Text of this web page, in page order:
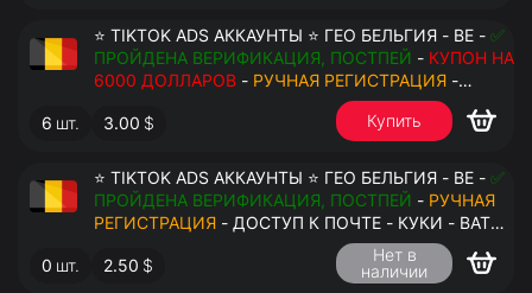
⭐ TIKTOK ADS АККАУНТЫ ⭐ ГЕО БЕЛЬГИЯ - BE - ✅
ПРОЙДЕНА ВЕРИФИКАЦИЯ, ПОСТПЕЙ - КУПОН НА
6000 ДОЛЛАРОВ - РУЧНАЯ РЕГИСТРАЦИЯ -
ДОСТУП К ПОЧТЕ - КУКИ - ВАТ ЗАПОЛНЕН -
ПЕРЕДАЧА В АНТИДЕТЕКТ
6 шт. 3.00 $ Купить
⭐ TIKTOK ADS АККАУНТЫ ⭐ ГЕО БЕЛЬГИЯ - BE - ✅
ПРОЙДЕНА ВЕРИФИКАЦИЯ, ПОСТПЕЙ - РУЧНАЯ
РЕГИСТРАЦИЯ - ДОСТУП К ПОЧТЕ - КУКИ - ВАТ
ЗАПОЛНЕН - ПЕРЕДАЧА В АНТИДЕТЕКТ
0 шт. 2.50 $
Нет в
наличии
$